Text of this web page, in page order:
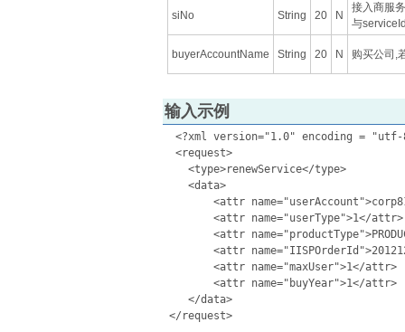
siNo String 20 N
接入商服
与
buyerAccountName String 20 N 购买公司,
输入示例
<?xml version="1.0" encoding =
  <request>
    <type>renewService</type>
    <data>
<attr
        <attr name="userType">1</attr>
<attr
<attr
        <attr name="maxUser">1</attr>
        <attr name="buyYear">1</attr>
    </data>